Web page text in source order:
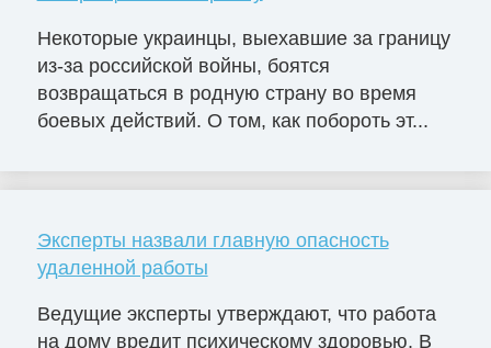
Некоторые украинцы, выехавшие за границу
из-за российской войны, боятся
возвращаться в родную страну во время
боевых действий. О том, как побороть эт...
Эксперты назвали главную опасность
удаленной работы
Ведущие эксперты утверждают, что работа
на дому вредит психическому здоровью. В